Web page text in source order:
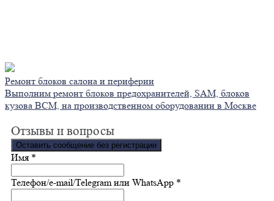
Ремонт блоков салона и периферии
Выполним ремонт блоков предохранителей, SAM, блоков
кузова BCM, на производственном оборудовании в Москве
Отзывы и вопросы
Оставить сообщение без регистрации
Ваше сообщение отправлено! Спасибо за пользу! Мы
интересные комментарии
Имя *
Телефон/e-mail/Telegram или WhatsApp *